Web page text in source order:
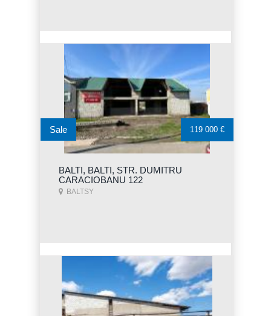
BALTI, BALTI, STR. DUMITRU
CARACIOBANU 122
BALTSY
Sale 119 000 €